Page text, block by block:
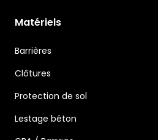
Matériels
Barrières
Clôtures
Protection de sol
Lestage béton